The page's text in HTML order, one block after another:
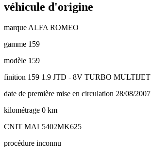
véhicule d'origine
marque ALFA ROMEO
gamme 159
modèle 159
finition 159 1.9 JTD - 8V TURBO MULTIJET
date de première mise en circulation 28/08/2007
kilométrage 0 km
CNIT MAL5402MK625
procédure inconnu